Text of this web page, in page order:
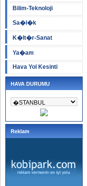
Bilim-Teknoloji
Sa�l�k
K�lt�r-Sanat
Ya�am
Hava Yol Kesinti
HAVA DURUMU
Reklam